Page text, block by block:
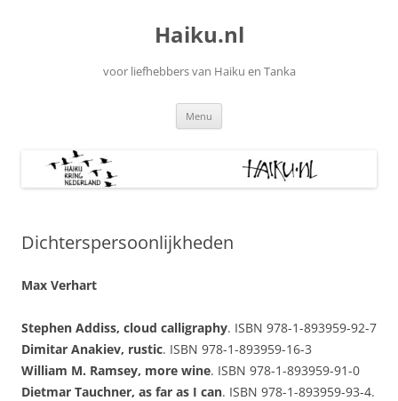
Haiku.nl
voor liefhebbers van Haiku en Tanka
Menu
Dichterspersoonlijkheden
Max Verhart
Stephen Addiss, cloud calligraphy. ISBN 978-1-893959-92-7
Dimitar Anakiev, rustic. ISBN 978-1-893959-16-3
William M. Ramsey, more wine. ISBN 978-1-893959-91-0
Dietmar Tauchner, as far as I can. ISBN 978-1-893959-93-4.